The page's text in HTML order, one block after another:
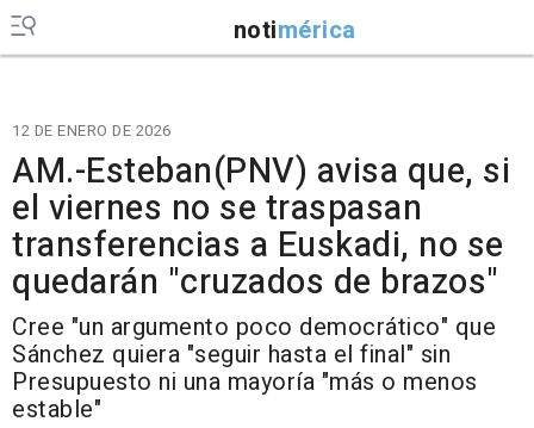
notimérica
12 DE ENERO DE 2026
AM.-Esteban(PNV) avisa que, si
el viernes no se traspasan
transferencias a Euskadi, no se
quedarán "cruzados de brazos"
Cree "un argumento poco democrático" que
Sánchez quiera "seguir hasta el final" sin
Presupuesto ni una mayoría "más o menos
estable"